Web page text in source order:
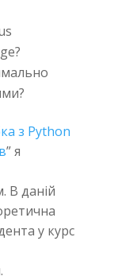
з Python
” я
В даній
у курс